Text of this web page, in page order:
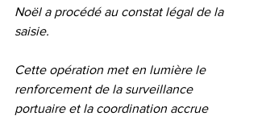
Noël a procédé au constat légal de la
saisie.
Cette opération met en lumière le
renforcement de la surveillance
portuaire et la coordination accrue